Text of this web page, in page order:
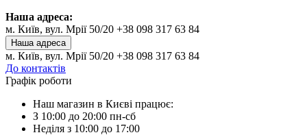
Наша адреса:
м. Київ, вул. Мрії 50/20 +38 098 317 63 84
Наша адреса
м. Київ, вул. Мрії 50/20 +38 098 317 63 84
До контактів
Графік роботи
Наш магазин в Києві працює:
З 10:00 до 20:00 пн-сб
Неділя з 10:00 до 17:00